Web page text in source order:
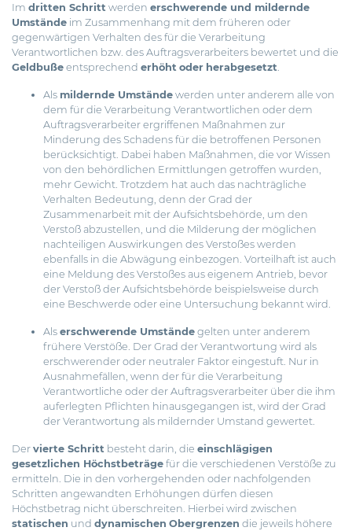
Im dritten Schritt werden erschwerende und mildernde
Umstände im Zusammenhang mit dem früheren oder
gegenwärtigen Verhalten des für die Verarbeitung
Verantwortlichen bzw. des Auftragsverarbeiters bewertet und die
Geldbuße entsprechend erhöht oder herabgesetzt
Als mildernde Umstände werden unter anderem alle von
dem für die Verarbeitung Verantwortlichen oder dem
Auftragsverarbeiter ergriffenen Maßnahmen zur
Minderung des Schadens für die betroffenen Personen
berücksichtigt. Dabei haben Maßnahmen, die vor Wissen
von den behördlichen Ermittlungen getroffen wurden,
mehr Gewicht. Trotzdem hat auch das nachträgliche
Verhalten Bedeutung, denn der Grad der
Zusammenarbeit mit der Aufsichtsbehörde, um den
Verstoß abzustellen, und die Milderung der möglichen
nachteiligen Auswirkungen des Verstoßes werden
ebenfalls in die Abwägung einbezogen. Vorteilhaft ist auch
eine Meldung des Verstoßes aus eigenem Antrieb, bevor
der Verstoß der Aufsichtsbehörde beispielsweise durch
eine Beschwerde oder eine Untersuchung bekannt wird.
Als erschwerende Umstände gelten unter anderem
frühere Verstöße. Der Grad der Verantwortung wird als
erschwerender oder neutraler Faktor eingestuft. Nur in
Ausnahmefällen, wenn der für die Verarbeitung
Verantwortliche oder der Auftragsverarbeiter über die ihm
auferlegten Pflichten hinausgegangen ist, wird der Grad
der Verantwortung als mildernder Umstand gewertet.
Der vierte Schritt besteht darin, die einschlägigen
gesetzlichen Höchstbeträge für die verschiedenen Verstöße zu
ermitteln. Die in den vorhergehenden oder nachfolgenden
Schritten angewandten Erhöhungen dürfen diesen
Höchstbetrag nicht überschreiten. Hierbei wird zwischen
statischen und dynamischen Obergrenzen die jeweils höhere